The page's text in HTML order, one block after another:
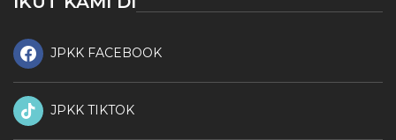
JPKK FACEBOOK
JPKK TIKTOK